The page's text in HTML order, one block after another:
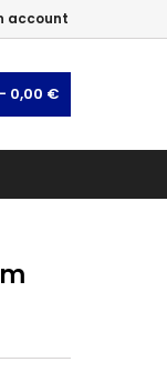
account
0,00 €